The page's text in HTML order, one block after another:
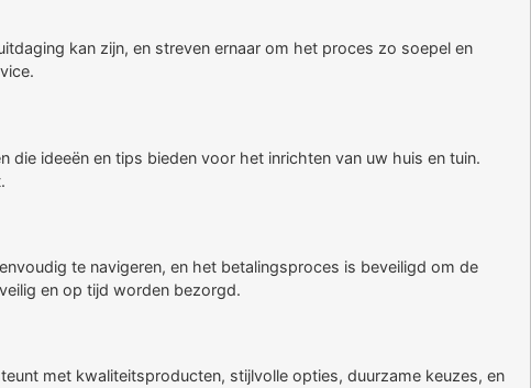
kan zijn, en streven ernaar om het proces zo soepel en
ideeën en tips bieden voor het inrichten van uw huis en tuin.
te navigeren, en het betalingsproces is beveiligd om de
en op tijd worden bezorgd.
met kwaliteitsproducten, stijlvolle opties, duurzame keuzes, en